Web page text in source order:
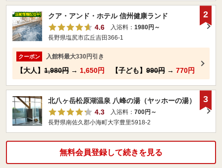
クア・アンド・ホテル 信州健康ランド
4.6
入浴料： 1980円～
長野県塩尻市広丘吉田366-1
クーポン 入館料最大330円引き
【大人】 1,980円 → 1,650円 【子ども】 990円 → 770円
2
北八ヶ岳松原湖温泉 八峰の湯（ヤッホーの湯）
4.3
入浴料： 700円～
長野県南佐久郡小海町大字豊里5918-2
3
無料会員登録して続きを見る